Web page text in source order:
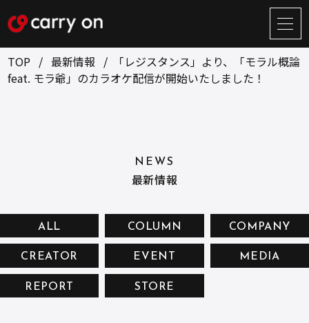
サ
イ
ト
メ
RECRUIT
お問い合せ
プライバシーポリシー
TOP 最新情報
「レジスタンス」より、「モラル概論
feat. モラ爺」のカラオケ配信が開始いたしました！
NEWS
最新情報
ALL COLUMN COMPANY
CREATOR EVENT MEDIA
REPORT STORE